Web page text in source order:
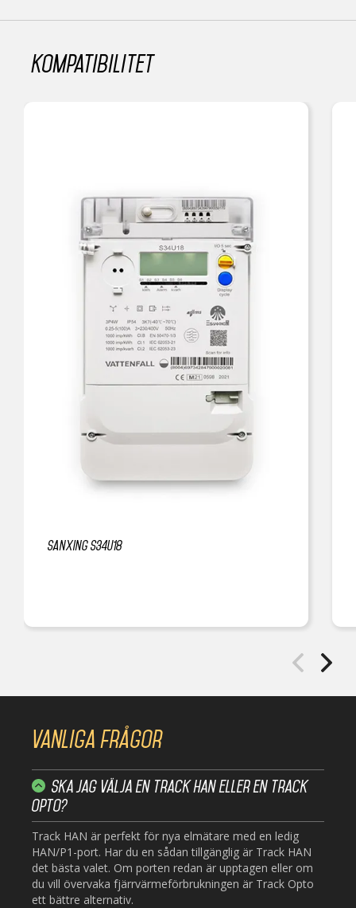
Kompatibilitet
Sanxing S34U18
Vanliga frågor
Ska jag välja en Track HAN eller en Track
Opto?
Track HAN är perfekt för nya elmätare med en ledig
HAN/P1-port. Har du en sådan tillgänglig är Track HAN
det bästa valet. Om porten redan är upptagen eller om
du vill övervaka fjärrvärmeförbrukningen är Track Opto
ett bättre alternativ.